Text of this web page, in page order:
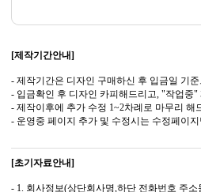
[제작기간안내]
- 제작기간은 디자인 구매하신 후 입금일 기
- 입금확인 후 디자인 카피해드리고, "작업중
- 제작이후에 추가 수정 1~2차례로 마무리 해
- 운영중 페이지 추가 및 수정시는 수정페이
[초기자료안내]
- 1. 회사정보(상단회사명,하단 전화번호 주소